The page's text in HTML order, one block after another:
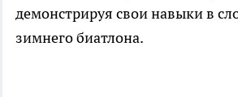
демонстрируя свои навыки в
зимнего биатлона.